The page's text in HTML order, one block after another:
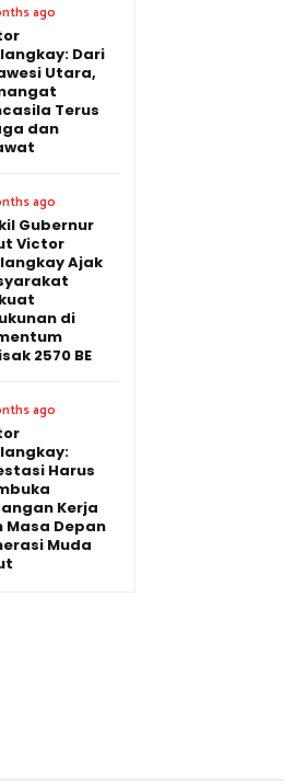
ago
Dari
Utara,
Terus
dan
ago
Gubernur
Victor
Ajak
di
2570 BE
ago
Harus
Kerja
Masa Depan
Muda